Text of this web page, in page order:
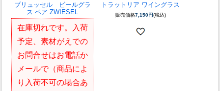
ブリュッセル ビールグラ
ス ペア ZWIESEL
在庫切れです。入荷
予定、素材がえでの
お問合せはお電話か
メールで（商品によ
り入荷不可の場合あ
トラットリア ワイングラス
販売価格7,150円(税込)